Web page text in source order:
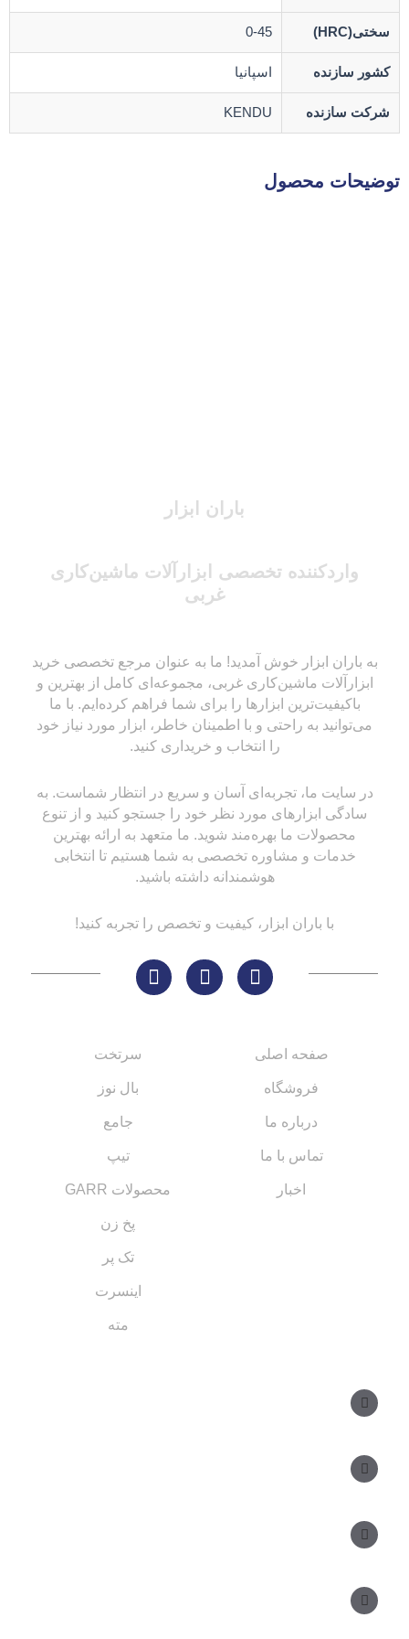
سختی(HRC) 0-45
کشور سازنده اسپانیا
شرکت سازنده KENDU
توضیحات محصول
باران ابزار
واردکننده تخصصی ابزارآلات ماشین‌کاری
غربی
به باران ابزار خوش آمدید! ما به عنوان مرجع تخصصی خرید
ابزارآلات ماشین‌کاری غربی، مجموعه‌ای کامل از بهترین و
باکیفیت‌ترین ابزارها را برای شما فراهم کرده‌ایم. با ما
می‌توانید به راحتی و با اطمینان خاطر، ابزار مورد نیاز خود
را انتخاب و خریداری کنید.
در سایت ما، تجربه‌ای آسان و سریع در انتظار شماست. به
سادگی ابزارهای مورد نظر خود را جستجو کنید و از تنوع
محصولات ما بهره‌مند شوید. ما متعهد به ارائه بهترین
خدمات و مشاوره تخصصی به شما هستیم تا انتخابی
هوشمندانه داشته باشید.
با باران ابزار، کیفیت و تخصص را تجربه کنید!
صفحه اصلی
فروشگاه
درباره ما
تماس با ما
اخبار
سرتخت
بال نوز
جامع
تیپ
محصولات GARR
پخ زن
تک پر
اینسرت
مته